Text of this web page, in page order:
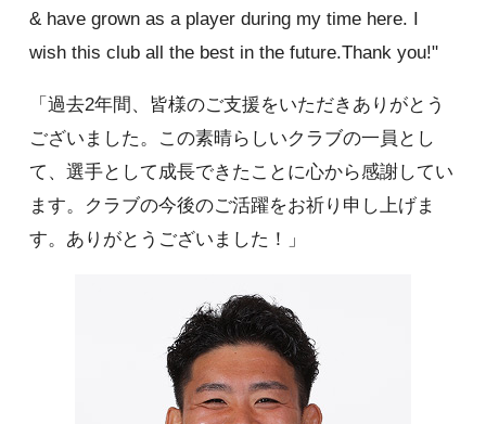
& have grown as a player during my time here. I
wish this club all the best in the future.Thank you!"
「過去2年間、皆様のご支援をいただきありがとう
ございました。この素晴らしいクラブの一員とし
て、選手として成長できたことに心から感謝してい
ます。クラブの今後のご活躍をお祈り申し上げま
す。ありがとうございました！」